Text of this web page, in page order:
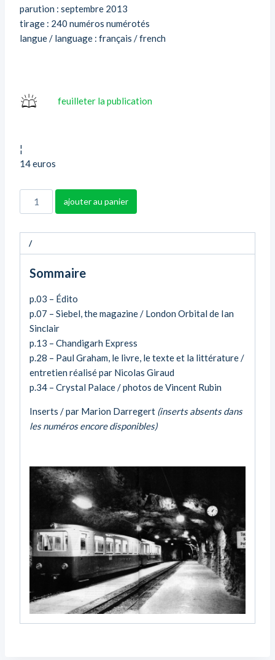
parution : septembre 2013
tirage : 240 numéros numérotés
langue / language : français / french
feuilleter la publication
¦
14 euros
quantité
de
ajouter au panier
/
Sommaire
p.03 – Édito
p.07 – Siebel, the magazine / London Orbital de Ian
Sinclair
p.13 – Chandigarh Express
p.28 – Paul Graham, le livre, le texte et la littérature /
entretien réalisé par Nicolas Giraud
p.34 – Crystal Palace / photos de Vincent Rubin
Inserts / par Marion Darregert (inserts absents dans
les numéros encore disponibles)